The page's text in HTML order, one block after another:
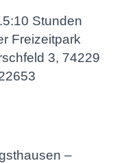
Stunden
Freizeitpark
3, 74229
–